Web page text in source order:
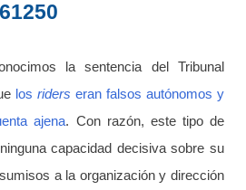
la sentencia del Tribunal
los riders eran falsos autónomos y
ajena. Con razón, este tipo de
capacidad decisiva sobre su
a la organización y dirección